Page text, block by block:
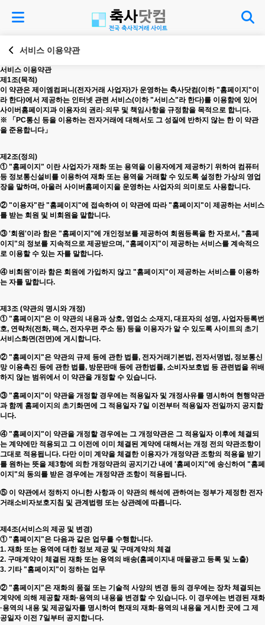
서비스 이용약관
서비스 이용약관
제1조(목적)
이 약관은 제이엠컴퍼니(전자거래 사업자)가 운영하는 축사닷컴(이하 "홈페이지"이
라 한다)에서 제공하는 인터넷 관련 서비스(이하 "서비스"라 한다)를 이용함에 있어
사이버홈페이지과 이용자의 권리·의무 및 책임사항을 규정함을 목적으로 합니다.
※ 「PC통신 등을 이용하는 전자거래에 대해서도 그 성질에 반하지 않는 한 이 약관
을 준용합니다」
제2조(정의)
① "홈페이지" 이란 사업자가 재화 또는 용역을 이용자에게 제공하기 위하여 컴퓨터
등 정보통신설비를 이용하여 재화 또는 용역을 거래할 수 있도록 설정한 가상의 영업
장을 말하며, 아울러 사이버홈페이지을 운영하는 사업자의 의미로도 사용합니다.
② "이용자"란 "홈페이지"에 접속하여 이 약관에 따라 "홈페이지"이 제공하는 서비스
를 받는 회원 및 비회원을 말합니다.
③ '회원'이라 함은 "홈페이지"에 개인정보를 제공하여 회원등록을 한 자로서, "홈페
이지"의 정보를 지속적으로 제공받으며, "홈페이지"이 제공하는 서비스를 계속적으
로 이용할 수 있는 자를 말합니다.
④ 비회원'이라 함은 회원에 가입하지 않고 "홈페이지"이 제공하는 서비스를 이용하
는 자를 말합니다.
제3조 (약관의 명시와 개정)
① "홈페이지"은 이 약관의 내용과 상호, 영업소 소재지, 대표자의 성명, 사업자등록번
호, 연락처(전화, 팩스, 전자우편 주소 등) 등을 이용자가 알 수 있도록 사이트의 초기
서비스화면(전면)에 게시합니다.
② "홈페이지"은 약관의 규제 등에 관한 법률, 전자거래기본법, 전자서명법, 정보통신
망 이용촉진 등에 관한 법률, 방문판매 등에 관한법률, 소비자보호법 등 관련법을 위배
하지 않는 범위에서 이 약관을 개정할 수 있습니다.
③ "홈페이지"이 약관을 개정할 경우에는 적용일자 및 개정사유를 명시하여 현행약관
과 함께 홈페이지의 초기화면에 그 적용일자 7일 이전부터 적용일자 전일까지 공지합
니다.
④ "홈페이지"이 약관을 개정할 경우에는 그 개정약관은 그 적용일자 이후에 체결되
는 계약에만 적용되고 그 이전에 이미 체결된 계약에 대해서는 개정 전의 약관조항이
그대로 적용됩니다. 다만 이미 계약을 체결한 이용자가 개정약관 조항의 적용을 받기
를 원하는 뜻을 제3항에 의한 개정약관의 공지기간 내에 '홈페이지"에 송신하여 "홈페
이지"의 동의를 받은 경우에는 개정약관 조항이 적용됩니다.
⑤ 이 약관에서 정하지 아니한 사항과 이 약관의 해석에 관하여는 정부가 제정한 전자
거래소비자보호지침 및 관계법령 또는 상관례에 따릅니다.
제4조(서비스의 제공 및 변경)
① "홈페이지"은 다음과 같은 업무를 수행합니다.
1. 재화 또는 용역에 대한 정보 제공 및 구매계약의 체결
2. 구매계약이 체결된 재화 또는 용역의 배송(홈페이지내 매물광고 등록 및 노출)
3. 기타 "홈페이지"이 정하는 업무
② "홈페이지"은 재화의 품절 또는 기술적 사양의 변경 등의 경우에는 장차 체결되는
계약에 의해 제공할 재화·용역의 내용을 변경할 수 있습니다. 이 경우에는 변경된 재화
·용역의 내용 및 제공일자를 명시하여 현재의 재화·용역의 내용을 게시한 곳에 그 제
공일자 이전 7일부터 공지합니다.